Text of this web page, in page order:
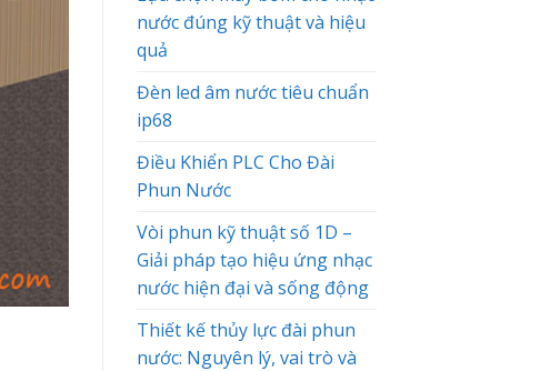
nước đúng kỹ thuật và hiệu
quả
Đèn led âm nước tiêu chuẩn
ip68
Điều Khiển PLC Cho Đài
Phun Nước
Vòi phun kỹ thuật số 1D –
Giải pháp tạo hiệu ứng nhạc
nước hiện đại và sống động
Thiết kế thủy lực đài phun
nước: Nguyên lý, vai trò và